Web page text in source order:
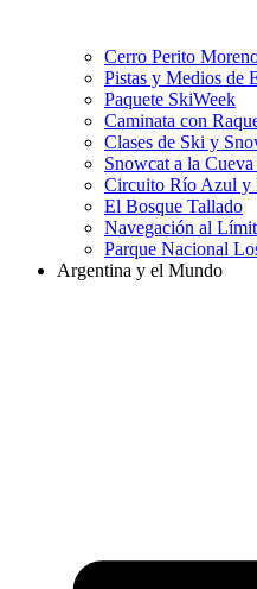
Cerro Perito
Pistas y Medios de
Paquete SkiWeek
Caminata con
Clases de Ski y
Snowcat a la
Circuito Río Azul y
El Bosque Tallado
Navegación al
Parque Nacional
Argentina y el Mundo